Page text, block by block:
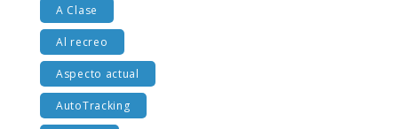
A Clase
Al recreo
Aspecto actual
AutoTracking